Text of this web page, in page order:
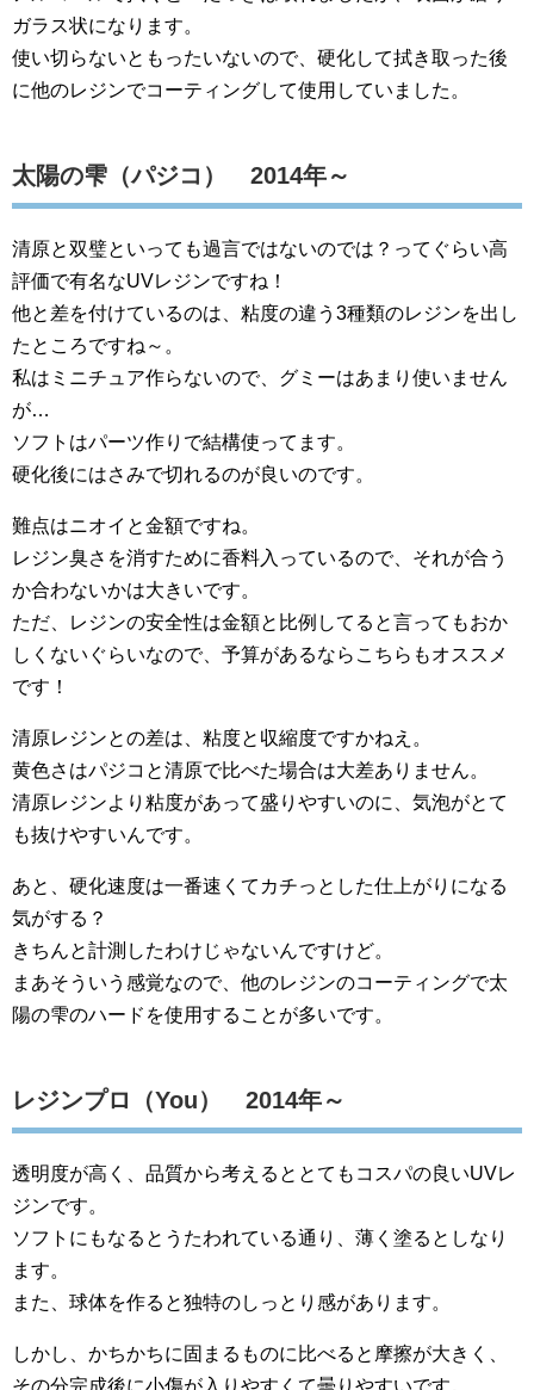
ガラス状になります。
使い切らないともったいないので、硬化して拭き取った後
に他のレジンでコーティングして使用していました。
太陽の雫（パジコ） 2014年～
清原と双璧といっても過言ではないのでは？ってぐらい高
評価で有名なUVレジンですね！
他と差を付けているのは、粘度の違う3種類のレジンを出し
たところですね～。
私はミニチュア作らないので、グミーはあまり使いません
が…
ソフトはパーツ作りで結構使ってます。
硬化後にはさみで切れるのが良いのです。
難点はニオイと金額ですね。
レジン臭さを消すために香料入っているので、それが合う
か合わないかは大きいです。
ただ、レジンの安全性は金額と比例してると言ってもおか
しくないぐらいなので、予算があるならこちらもオススメ
です！
清原レジンとの差は、粘度と収縮度ですかねえ。
黄色さはパジコと清原で比べた場合は大差ありません。
清原レジンより粘度があって盛りやすいのに、気泡がとて
も抜けやすいんです。
あと、硬化速度は一番速くてカチっとした仕上がりになる
気がする？
きちんと計測したわけじゃないんですけど。
まあそういう感覚なので、他のレジンのコーティングで太
陽の雫のハードを使用することが多いです。
レジンプロ（You） 2014年～
透明度が高く、品質から考えるととてもコスパの良いUVレ
ジンです。
ソフトにもなるとうたわれている通り、薄く塗るとしなり
ます。
また、球体を作ると独特のしっとり感があります。
しかし、かちかちに固まるものに比べると摩擦が大きく、